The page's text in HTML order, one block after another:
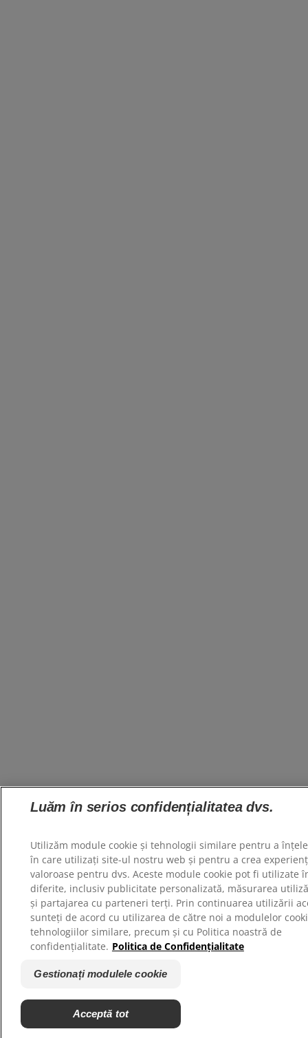
Luăm în serios confidențialitatea dvs.
Utilizăm module cookie și tehnologii similare pentru a
în care utilizați site-ul nostru web și pentru a crea
valoroase pentru dvs. Aceste module cookie pot fi utilizate
diferite, inclusiv publicitate personalizată, măsurarea
și partajarea cu parteneri terți. Prin continuarea utilizării
sunteți de acord cu utilizarea de către noi a modulelor
tehnologiilor similare, precum și cu Politica noastră de
confidențialitate. Politica de Confidențialitate
Gestionați modulele cookie
Acceptă tot